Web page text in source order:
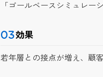
「ゴールベースシミュレー
03効果
若年層との接点が増え、顧